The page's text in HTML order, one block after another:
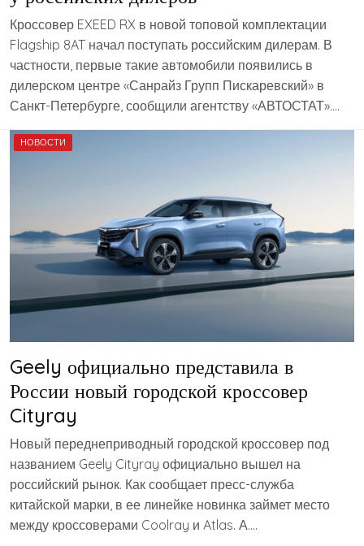
Кроссовер EXEED RX в новой топовой комплектации
Flagship 8AT начал поступать российским дилерам. В
частности, первые такие автомобили появились в
дилерском центре «Санрайз Групп Пискаревский» в
Санкт-Петербурге, сообщили агентству «АВТОСТАТ»….
НОВОСТИ
Geely официально представила в
России новый городской кроссовер
Cityray
Новый переднеприводный городской кроссовер под
названием Geely Cityray официально вышел на
российский рынок. Как сообщает пресс-служба
китайской марки, в ее линейке новинка займет место
между кроссоверами Coolray и Atlas. А….